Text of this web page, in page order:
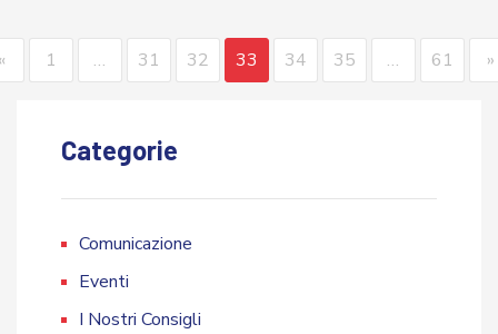
1 … 31 32 33 34 35 … 61 »
Categorie
Comunicazione
Eventi
I Nostri Consigli